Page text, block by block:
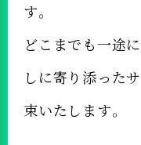
す。
どこまでも一途
しに寄り添った
束いたします。